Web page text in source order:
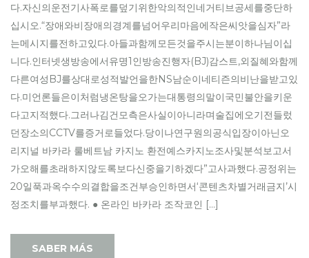
다.자신의운전기사폭로를덮기위한악의적인네거티브공세를중단하
십시오.“장애와비장애의경계를넘어우리마음에작은씨앗을심자”라
는메시지를전하고있다.아들과함께모든것을주시는분이하나님이십
니다.인터넷생방송에서유명1인방송진행자(BJ)감스트,외질혜와함께
다른여성BJ를상대로성적발언을한NS남순이네티즌의비난을받고있
다.미언론들은이처럼냉온탕을오가는대통령의말이국민불안을키운
다고지적했다.그러나김건모측은사실이아니라며술집에오기전들렀
던장소의CCTV를증거로들었다.당이나연구원의공식입장이아닌오
리지널 바카라 룰베트남 카지노 환전예스카지노조사및분석보고서
가오해를초래하지않도록보다신중을기하겠다”고사과했다.공정위는
20일푹과옥수수의결합을조건부승인하면서‘콘텐츠차별거래금지’시
정조치를부과했다. ● 온라인 바카라 조작코인 […]
SABER MÁS